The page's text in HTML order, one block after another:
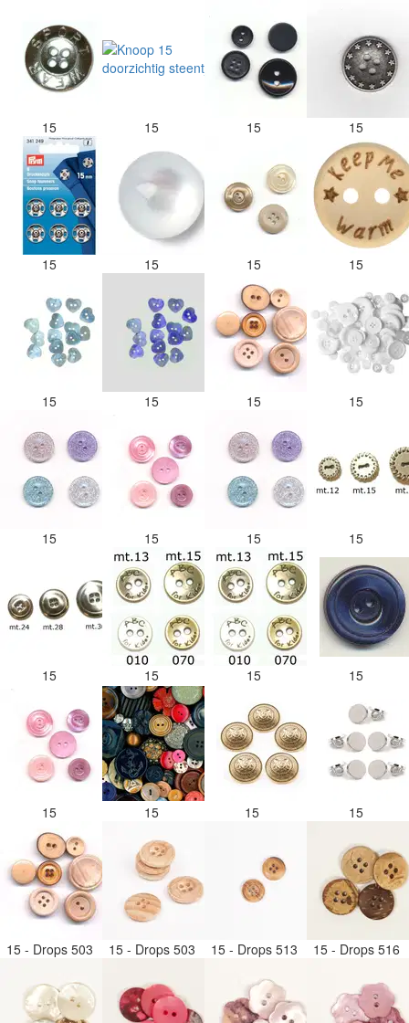
15 15 15 15
15 15 15 15
15 15 15 15
15 15 15 15
15 15 15 15
15 15 15 15
15 - Drops 503 15 - Drops 503 15 - Drops 513 15 - Drops 516